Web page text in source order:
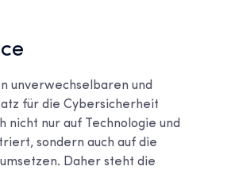
unverwechselbaren und
für die Cybersicherheit
nicht nur auf Technologie und
sondern auch auf die
Daher steht die